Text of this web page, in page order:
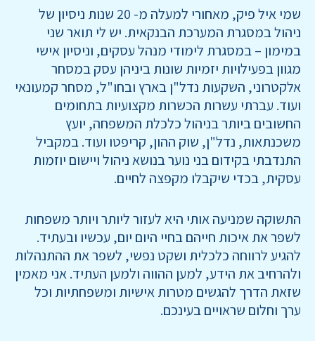
שמי איל פיק, מאחורי למעלה מ- 20 שנות ניסיון של
ניהול במסגרת המערכת הבנקאית. יש לי תואר שני
במימון – במסגרת לימודי מנהל עסקים, וניסיון אישי
מגוון בפעילויות יזמיות שונות ביניהן עסק במסחר
אלקטרוני, השקעות נדל"ן בארץ ובחו"ל, מסחר קמעונאי
ועוד. עברתי עשרות הכשרות מקצועיות בתחומים
החשובים ביותר בניהול כלכלת המשפחה, יועץ
משכנתאות, נדל"ן, שוק ההון, קריפטו ועוד. במקביל
התנדבתי בקידום בני נוער בנושא ניהול ויישום יוזמות
עסקית, בכדי שיקבלו מקפצה לחיים.
התשוקה שמניעה אותי היא לעזור ליותר ויותר משפחות
לשפר את איכות חייהם בחיי היום יום, עכשיו ובעתיד.
להגיע לרווחה כלכלית ושקט נפשי, לשפר את ההתנהלות
ולהרחיב את הידע, למען ההווה ולמען העתיד. אני מאמין
שזאת הדרך להגשים מטרות אישיות ומשפחתיות וכל
ערך וחלום שראויים בעינכם.